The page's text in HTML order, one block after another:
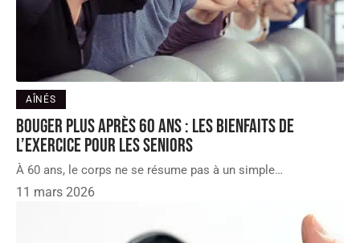
AÎNÉS
Bouger plus après 60 ans : les bienfaits de
l’exercice pour les seniors
À 60 ans, le corps ne se résume pas à un simple…
11 mars 2026